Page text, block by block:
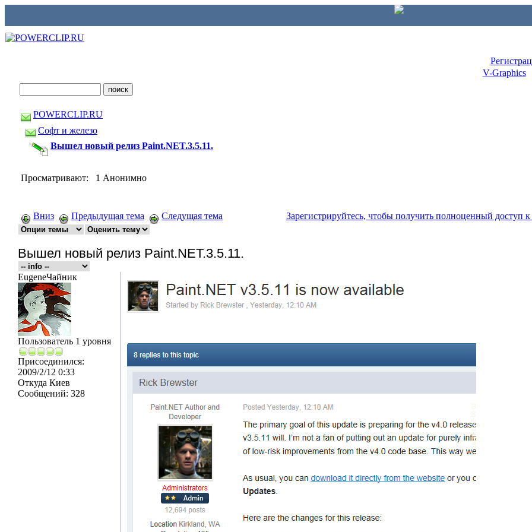
V-Graphics
POWERCLIP.RU
Софт и железо
Вышел новый релиз Paint.NET.3.5.11.
Просматривают: 1 Анонимно
Вниз Предыдущая тема Следущая тема Зарегистрируйтесь, чтобы получить полноценный доступ
Вышел новый релиз Paint.NET.3.5.11.
EugeneЧайник
Пользователь 1 уровня
Присоединился:
2009/2/12 0:33
Откуда Киев
Сообщений: 328